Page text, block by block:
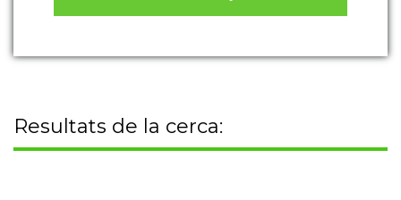
Resultats de la cerca: